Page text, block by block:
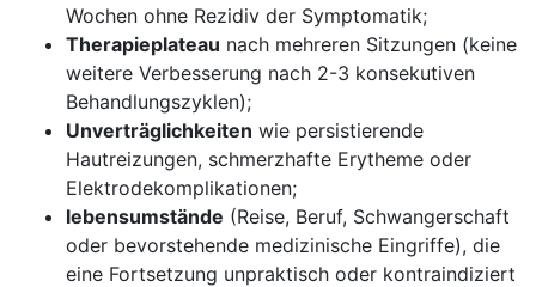
Wochen ohne Rezidiv ⁢der Symptomatik;
Therapieplateau nach mehreren‌ Sitzungen (keine
weitere Verbesserung nach 2-3 konsekutiven
Behandlungszyklen);
Unverträglichkeiten wie persistierende
Hautreizungen,‍ schmerzhafte Erytheme oder
Elektrodekomplikationen;
lebensumstände (Reise, Beruf,‌ Schwangerschaft
⁢oder bevorstehende medizinische​ Eingriffe), ‌die
eine ‌Fortsetzung unpraktisch ⁣oder kontraindiziert